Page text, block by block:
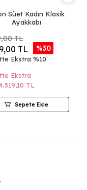
Süet Kadın Klasik
Ayakkabı
TL
TL %30
Ekstra %10
Ekstra
TL
Sepete Ekle